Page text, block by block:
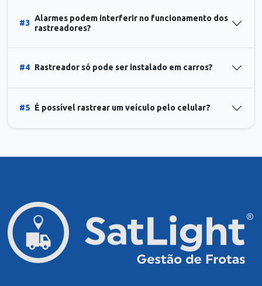
#3
Alarmes podem interferir no funcionamento dos
rastreadores?
#4 Rastreador só pode ser instalado em carros?
#5 É possível rastrear um veículo pelo celular?